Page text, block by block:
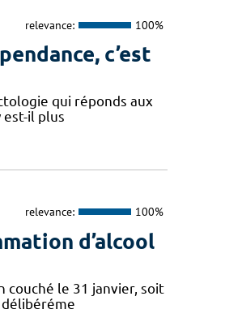
relevance: 100%
c’est
qui réponds aux
est-il plus
relevance: 100%
d’alcool
couché le 31 janvier, soit
délibéréme